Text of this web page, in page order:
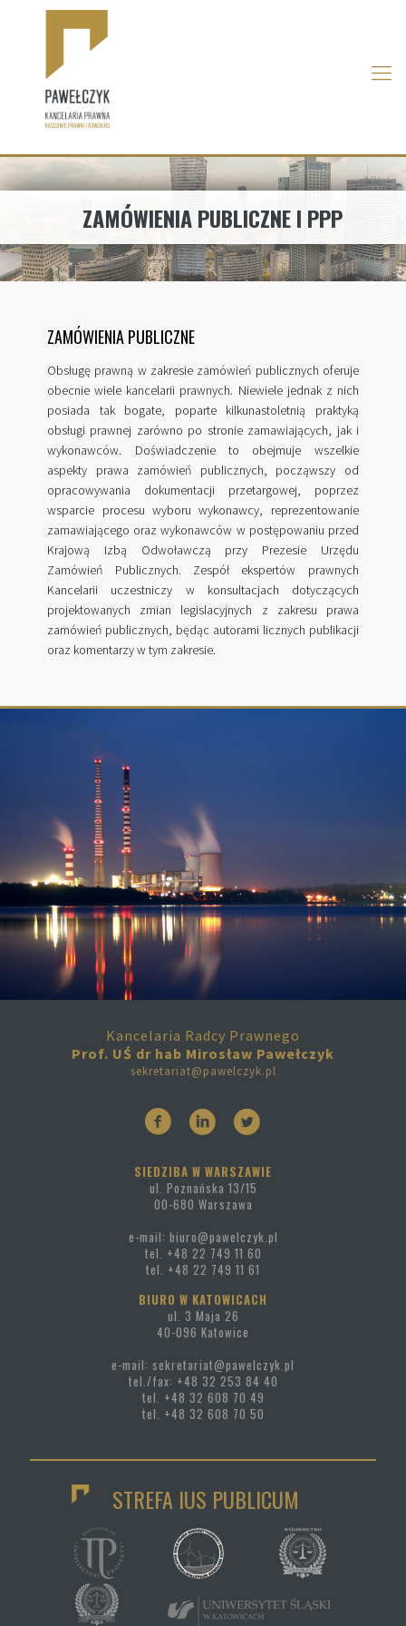
ZAMÓWIENIA PUBLICZNE I PPP
ZAMÓWIENIA PUBLICZNE
Obsługę prawną w zakresie zamówień publicznych oferuje
obecnie wiele kancelarii prawnych. Niewiele jednak z nich
posiada tak bogate, poparte kilkunastoletnią praktyką
obsługi prawnej zarówno po stronie zamawiających, jak i
wykonawców. Doświadczenie to obejmuje wszelkie
aspekty prawa zamówień publicznych, począwszy od
opracowywania dokumentacji przetargowej, poprzez
wsparcie procesu wyboru wykonawcy, reprezentowanie
zamawiającego oraz wykonawców w postępowaniu przed
Krajową Izbą Odwoławczą przy Prezesie Urzędu
Zamówień Publicznych. Zespół ekspertów prawnych
Kancelarii uczestniczy w konsultacjach dotyczących
projektowanych zmian legislacyjnych z zakresu prawa
zamówień publicznych, będąc autorami licznych publikacji
oraz komentarzy w tym zakresie.
Kancelaria Radcy Prawnego
Prof. UŚ dr hab Mirosław Pawełczyk
sekretariat@pawelczyk.pl
SIEDZIBA W WARSZAWIE
ul. Poznańska 13/15
00-680 Warszawa
e-mail: biuro@pawelczyk.pl
tel. +48 22 749 11 60
tel. +48 22 749 11 61
BIURO W KATOWICACH
ul. 3 Maja 26
40-096 Katowice
e-mail: sekretariat@pawelczyk.pl
tel./fax: +48 32 253 84 40
tel. +48 32 608 70 49
tel. +48 32 608 70 50
STREFA IUS PUBLICUM